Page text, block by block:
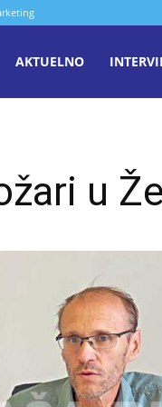
AKTUELNO
u